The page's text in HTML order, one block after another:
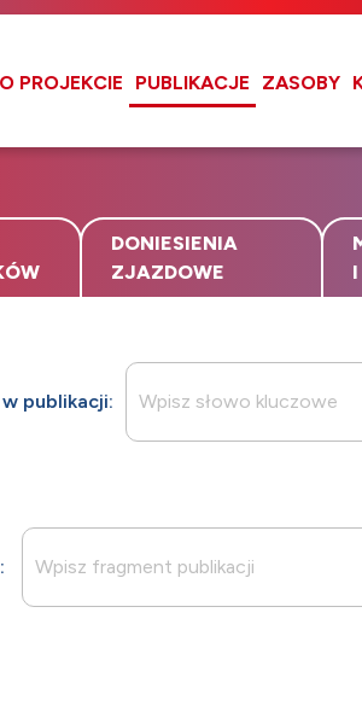
O PROJEKCIE PUBLIKACJE ZASOBY
DONIESIENIA
ZJAZDOWE
publikacji: